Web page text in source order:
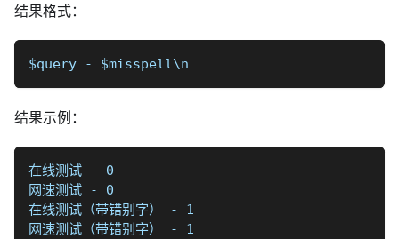
结果格式：
$query - $misspell\n
结果示例：
在线测试 - 0
网速测试 - 0
在线测试（带错别字） - 1
网速测试（带错别字） - 1